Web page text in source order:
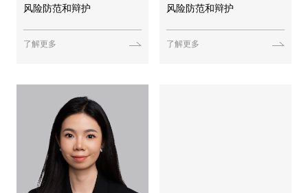
风险防范和辩护
了解更多
风险防范和辩护
了解更多